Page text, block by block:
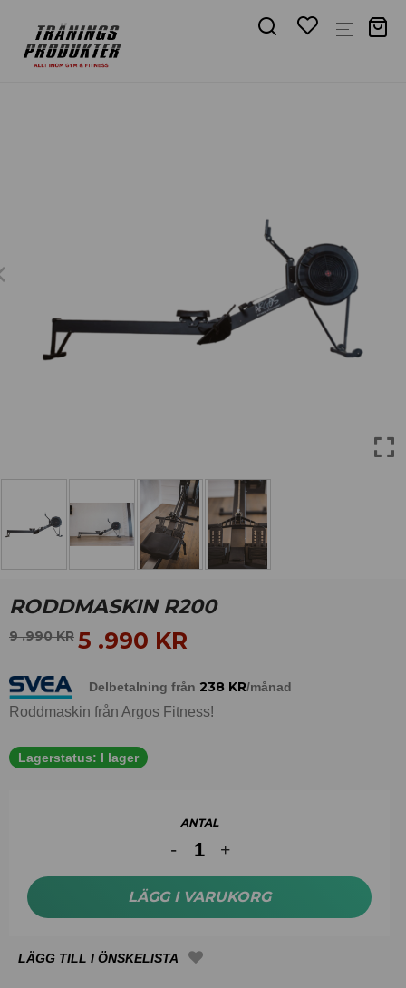
RODDMASKIN R200
9 .990KR 5 .990 KR
Delbetalning från 238 KR/månad
Roddmaskin från Argos Fitness!
Lagerstatus: I lager
ANTAL
LÄGG I VARUKORG